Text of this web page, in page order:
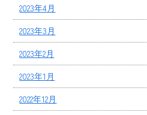
2023年4月
2023年3月
2023年2月
2023年1月
2022年12月